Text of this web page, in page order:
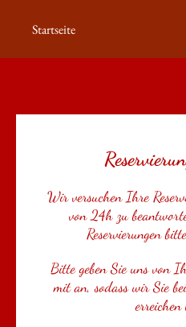
Startseite
Wir versuchen Ihre
von 24h zu
Reservierungen
Bitte geben Sie uns von
mit an, sodass wir Sie
erreichen